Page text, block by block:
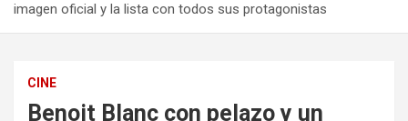
imagen oficial y la lista con todos sus protagonistas
CINE
Benoit Blanc con pelazo y un